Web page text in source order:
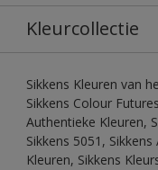
Kleurcollectie
Sikkens Kleuren van
Sikkens Colour
Authentieke Kleuren,
Sikkens 5051,
Kleuren, Sikkens